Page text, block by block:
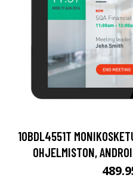
10BDL4551T
OHJELMISTON,